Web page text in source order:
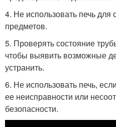
4. Не использовать печь
предметов.
5. Проверять состояние
чтобы выявить возможные
устранить.
6. Не использовать печь,
ее неисправности или
безопасности.